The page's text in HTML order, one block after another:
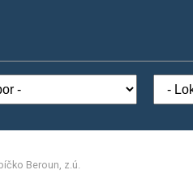
Beroun, z.ú.